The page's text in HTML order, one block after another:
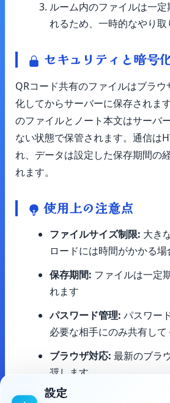
ルーム内のファイルは一
れるため、一時的なやり取
セキュリティと暗号
QRコード共有のファイルはブラウ
化してからサーバーに保存されま
のファイルとノート本文はサーバ
ない状態で保管されます。通信は
れ、データは設定した保存期間の
れます。
使用上の注意点
ファイルサイズ制限: 大き
ロードには時間がかかる
保存期間: ファイルは一定
れます
パスワード管理: パスワー
必要な相手にのみ共有して
ブラウザ対応: 最新のブラ
奨します
設定